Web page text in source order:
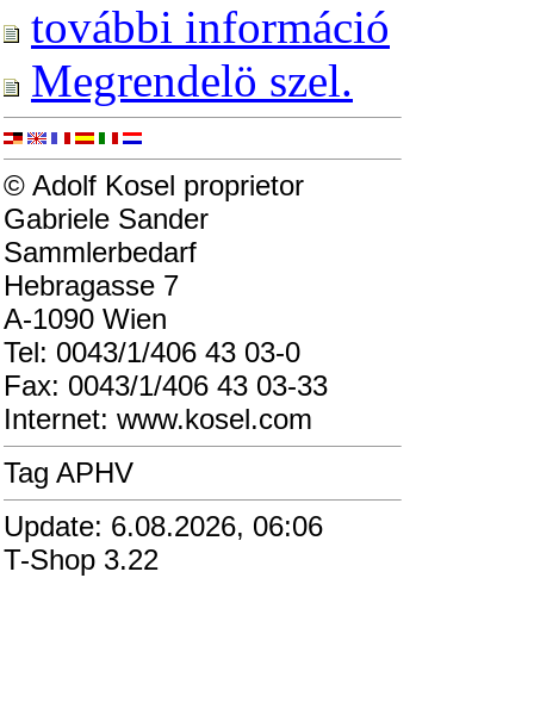
további információ
Megrendelö szel.
© Adolf Kosel proprietor
Gabriele Sander
Sammlerbedarf
Hebragasse 7
A-1090 Wien
Tel: 0043/1/406 43 03-0
Fax: 0043/1/406 43 03-33
Internet: www.kosel.com
Tag APHV
Update: 6.08.2026, 06:06
T-Shop 3.22